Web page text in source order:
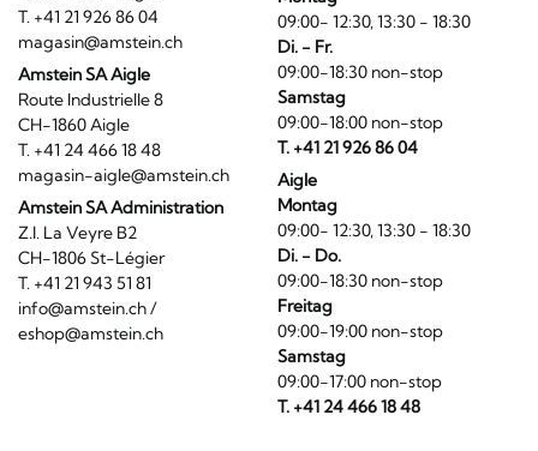
T. +41 21 926 86 04
magasin@amstein.ch
Amstein SA Aigle
Route Industrielle 8
CH-1860 Aigle
T. +41 24 466 18 48
magasin-aigle@amstein.ch
Amstein SA Administration
Z.I. La Veyre B2
CH-1806 St-Légier
T. +41 21 943 51 81
info@amstein.ch/
eshop@amstein.ch
09:00- 12:30, 13:30 - 18:30
Di. - Fr.
09:00-18:30 non-stop
Samstag
09:00-18:00 non-stop
T. +41 21 926 86 04
Aigle
Montag
09:00- 12:30, 13:30 - 18:30
Di. - Do.
09:00-18:30 non-stop
Freitag
09:00-19:00 non-stop
Samstag
09:00-17:00 non-stop
T. +41 24 466 18 48